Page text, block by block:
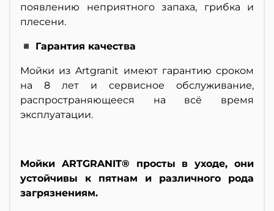
появлению неприятного запаха, грибка и
плесени.
◾ Гарантия качества
Мойки из Artgranit имеют гарантию сроком
на 8 лет и сервисное обслуживание,
распространяющееся на всё время
эксплуатации.
Мойки ARTGRANIT® просты в уходе, они
устойчивы к пятнам и различного рода
загрязнениям.